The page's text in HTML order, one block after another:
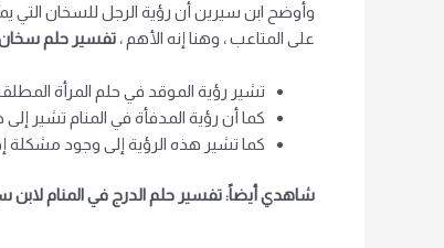
وأوضح ابن سيرين أن رؤية الرجل للسخان
على المتاعب ، وهنا إنه الأهم ، تفسير حلم
تشير رؤية الموقد في حلم المرأة
كما أن رؤية المدفأة في المنام تشير إلى
كما تشير هذه الرؤية إلى وجود مشكلة
شاهدي أيضاً: تفسير حلم الدرج في المنام لابن